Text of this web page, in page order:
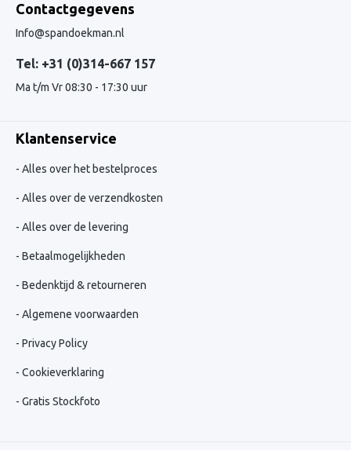
Contactgegevens
Info@spandoekman.nl
Tel: +31 (0)314-667 157
Ma t/m Vr 08:30 - 17:30 uur
Klantenservice
Alles over het bestelproces
Alles over de verzendkosten
Alles over de levering
Betaalmogelijkheden
Bedenktijd & retourneren
Algemene voorwaarden
Privacy Policy
Cookieverklaring
Gratis Stockfoto